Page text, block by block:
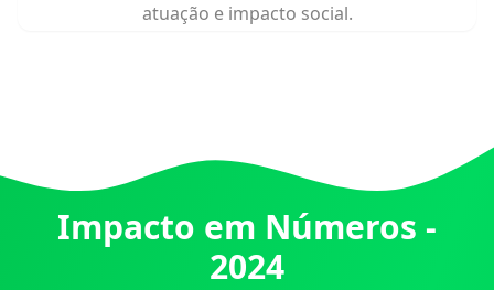
atuação e impacto social.
Impacto em Números -
2024